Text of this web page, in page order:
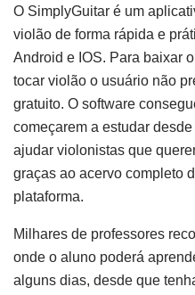
O SimplyGuitar é um
violão de forma rápida e
Android e IOS. Para baixar
tocar violão o usuário não
gratuito. O software
começarem a estudar
ajudar violonistas que
graças ao acervo completo
plataforma.
Milhares de professores
onde o aluno poderá
alguns dias, desde que